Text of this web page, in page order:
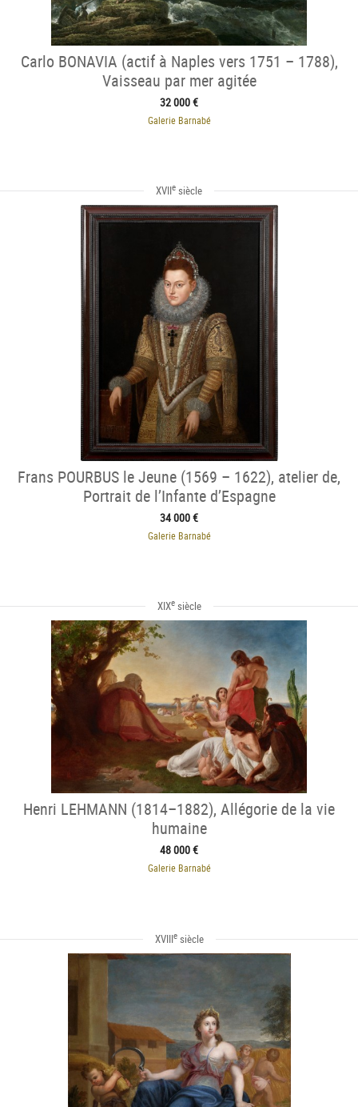
Carlo BONAVIA (actif à Naples vers 1751 – 1788),
Vaisseau par mer agitée
32 000 €
Galerie Barnabé
XVIIe siècle
Frans POURBUS le Jeune (1569 – 1622), atelier de,
Portrait de l’Infante d’Espagne
34 000 €
Galerie Barnabé
XIXesiècle
Henri LEHMANN (1814–1882), Allégorie de la vie
humaine
48 000 €
Galerie Barnabé
XVIIIesiècle